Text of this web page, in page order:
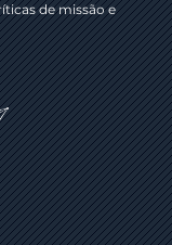
de missão e